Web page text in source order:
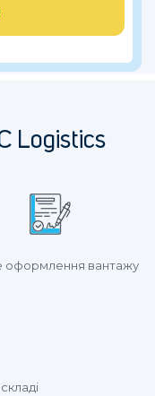
Logistics
оформлення вантажу